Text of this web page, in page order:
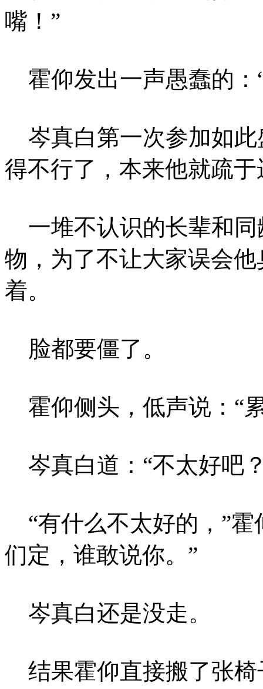
嘴！”
霍仰发出一声愚蠢的：
岑真白第一次参加如此
得不行了，本来他就疏
一堆不认识的长辈和同
物，为了不让大家误会
着。
脸都要僵了。
霍仰侧头，低声说：“
岑真白道：“不太好吧
“有什么不太好的，”霍
们定，谁敢说你。”
岑真白还是没走。
结果霍仰直接搬了张椅